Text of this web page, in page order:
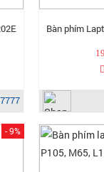
Bàn phím
- 9%